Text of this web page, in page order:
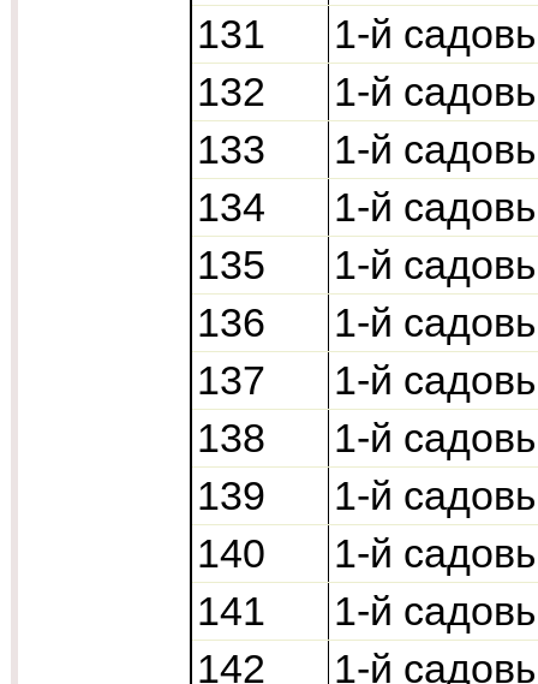
131
1-й
132
1-й
133
1-й
134
1-й
135
1-й
136
1-й
137
1-й
138
1-й
139
1-й
140
1-й
141
1-й
142
1-й